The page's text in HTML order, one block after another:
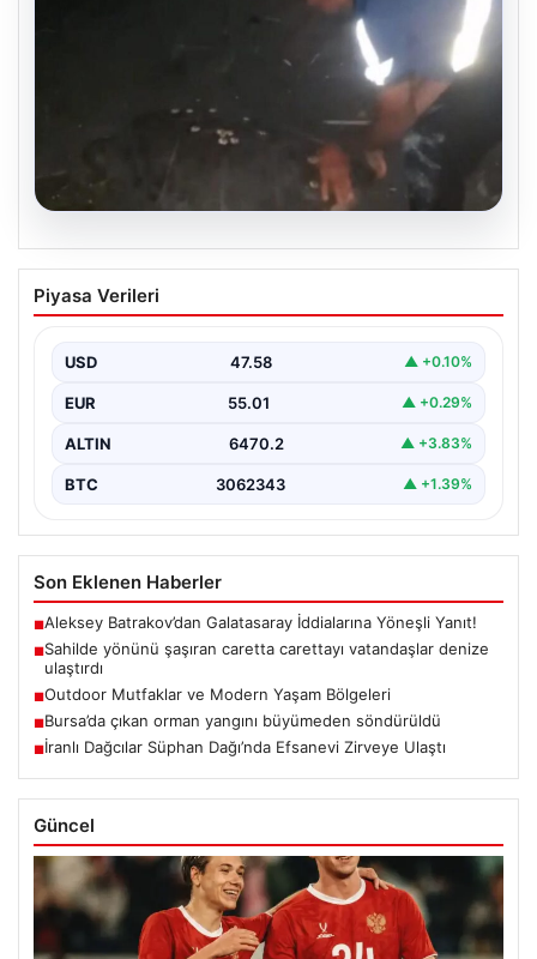
Sahilde yönünü şaşıran caretta
carettayı vatandaşlar denize ulaştırdı
Piyasa Verileri
USD 47.58 ▲ +0.10%
EUR 55.01 ▲ +0.29%
ALTIN 6470.2 ▲ +3.83%
BTC 3062343 ▲ +1.39%
Son Eklenen Haberler
■Aleksey Batrakov’dan Galatasaray İddialarına Yöneşli Yanıt!
■Sahilde yönünü şaşıran caretta carettayı vatandaşlar denize
ulaştırdı
■Outdoor Mutfaklar ve Modern Yaşam Bölgeleri
■Bursa’da çıkan orman yangını büyümeden söndürüldü
■İranlı Dağcılar Süphan Dağı’nda Efsanevi Zirveye Ulaştı
Güncel